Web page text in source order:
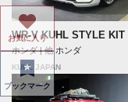
WR-V KUHL STYLE KIT
ホンダ | 他 ホンダ
KUHL JAPAN
お気に入り
ブックマーク